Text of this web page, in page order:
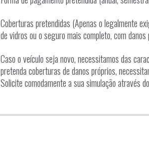
Coberturas pretendidas (Apenas o legalmente
de vidros ou o seguro mais completo, com danos
Caso o veículo seja novo, necessitamos das
pretenda coberturas de danos próprios,
Solicite comodamente a sua simulação através